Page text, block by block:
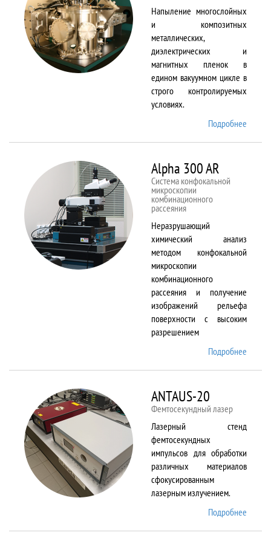
Напыление многослойных
и композитных
металлических,
диэлектрических и
магнитных пленок в
едином вакуумном цикле в
строго контролируемых
условиях.
Подробнее
Alpha 300 AR
Система конфокальной
микроскопии
комбинационного
рассеяния
Неразрушающий
химический анализ
методом конфокальной
микроскопии
комбинационного
рассеяния и получение
изображений рельефа
поверхности с высоким
разрешением
Подробнее
ANTAUS-20
Фемтосекундный лазер
Лазерный стенд
фемтосекундных
импульсов для обработки
различных материалов
сфокусированным
лазерным излучением.
Подробнее